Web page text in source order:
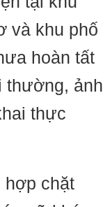
và khu phố
hoàn tất
thường, ảnh
thực
hợp chặt